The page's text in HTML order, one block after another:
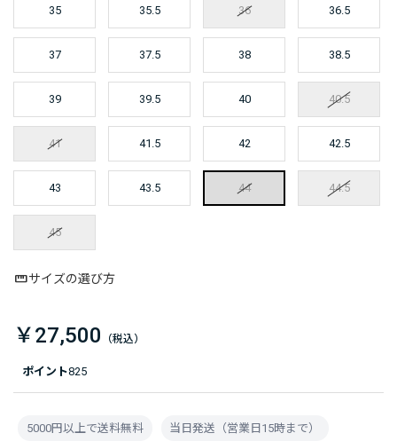
ポイント825
35 35.5 36 36.5
37 37.5 38 38.5
39 39.5 40 40.5
41 41.5 42 42.5
43 43.5 44 44.5
45
サイズの選び方
￥27,500
5000円以上で送料無料 当日発送（営業日15時まで）